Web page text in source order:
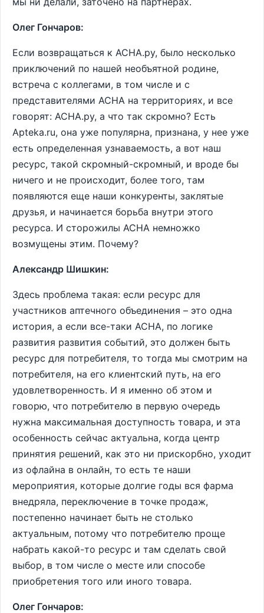
Олег Гончаров:
Если возвращаться к АСНА.ру, было несколько
приключений по нашей необъятной родине,
встреча с коллегами, в том числе и с
представителями АСНА на территориях, и все
говорят: АСНА.ру, а что так скромно? Есть
Аpteka.ru, она уже популярна, признана, у нее уже
есть определенная узнаваемость, а вот наш
ресурс, такой скромный-скромный, и вроде бы
ничего и не происходит, более того, там
появляются еще наши конкуренты, заклятые
друзья, и начинается борьба внутри этого
ресурса. И сторожилы АСНА немножко
возмущены этим. Почему?
Александр Шишкин:
Здесь проблема такая: если ресурс для
участников аптечного объединения – это одна
история, а если все-таки АСНА, по логике
развития развития событий, это должен быть
ресурс для потребителя, то тогда мы смотрим на
потребителя, на его клиентский путь, на его
удовлетворенность. И я именно об этом и
говорю, что потребителю в первую очередь
нужна максимальная доступность товара, и эта
особенность сейчас актуальна, когда центр
принятия решений, как это ни прискорбно, уходит
из офлайна в онлайн, то есть те наши
мероприятия, которые долгие годы вся фарма
внедряла, переключение в точке продаж,
постепенно начинает быть не столько
актуальным, потому что потребителю проще
набрать какой-то ресурс и там сделать свой
выбор, в том числе о месте или способе
приобретения того или иного товара.
Олег Гончаров: